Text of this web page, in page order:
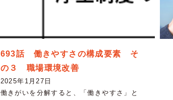
693話 働きやすさの構成要素 そ
の３ 職場環境改善
2025年1月27日
働きがいを分解すると、「働きやすさ」と